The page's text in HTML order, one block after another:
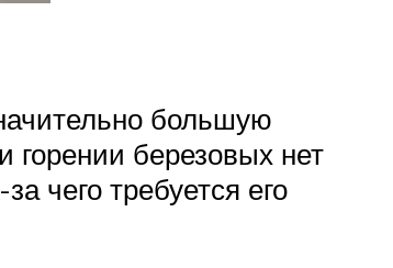
большую
горении березовых нет
чего требуется его